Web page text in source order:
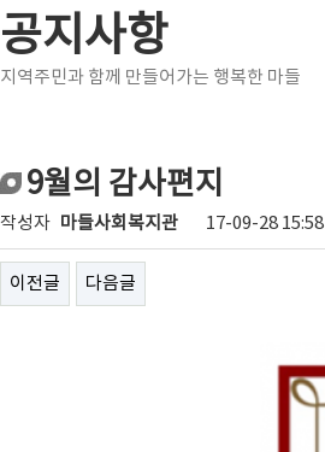
공지사항
지역주민과 함께 만들어가는 행복한 마들
9월의 감사편지
작성자 마들사회복지관 17-09-28 15:58
이전글 다음글